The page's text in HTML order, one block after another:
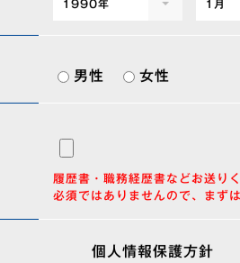
1990年 1月
男性 女性
履歴書・職務経歴書などお送りく
必須ではありませんので、まず
個人情報保護方針